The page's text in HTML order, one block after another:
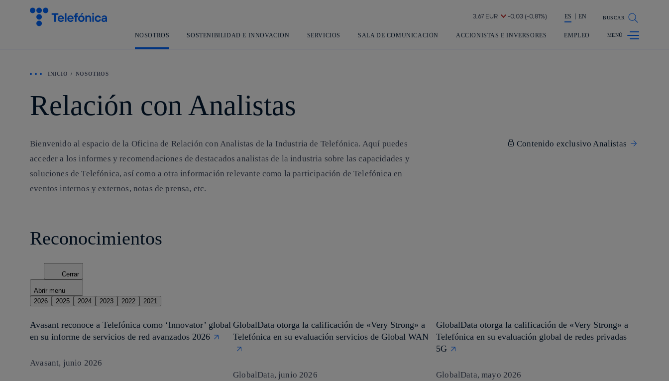
principal
La acción en accionistas e inversores ES EN BUSCAR
NOSOTROS SOSTENIBILIDAD E INNOVACIÓN SERVICIOS SALA DE COMUNICACIÓN ACCIONISTAS E INVERSORES EMPLEO
INICIO NOSOTROS
Relación con Analistas
Bienvenido al espacio de la Oficina de Relación con Analistas de la Industria de Telefónica. Aquí puedes
acceder a los informes y recomendaciones de destacados analistas de la industria sobre las capacidades y
soluciones de Telefónica, así como a otra información relevante como la participación de Telefónica en
eventos internos y externos, notas de prensa, etc.
Contenido exclusivo Analistas
Reconocimientos
Cerrar
Abrir menu
2026
2025 2024 2023 2022 2021
Avasant reconoce a Telefónica como ‘Innovator’ global
en su informe de servicios de red avanzados 2026
Avasant, junio 2026
GlobalData otorga la calificación de «Very Strong» a
Telefónica en su evaluación servicios de Global WAN
GlobalData, junio 2026
GlobalData otorga la calificación de «Very Strong» a
Telefónica en su evaluación global de redes privadas
5G
GlobalData, mayo 2026